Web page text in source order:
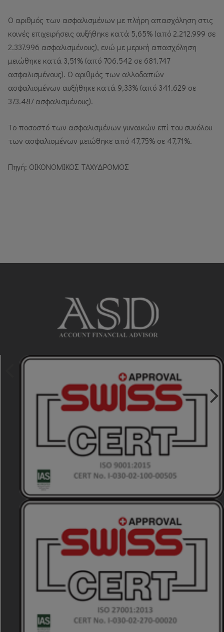
Ο αριθμός των ασφαλισμένων με πλήρη απασχόληση στις
κοινές επιχειρήσεις αυξήθηκε κατά 5,65% (από 2.212.999 σε
2.337.996 ασφαλισμένους), ενώ με μερική απασχόληση
μειώθηκε κατά 3,51% (από 706.542 σε 681.747
ασφαλισμένους). Ο αριθμός των αλλοδαπών
ασφαλισμένων αυξήθηκε κατά 9,33% (από 341.629 σε
373.487 ασφαλισμένους).
Το ποσοστό των ασφαλισμένων γυναικών επί του συνόλου
των ασφαλισμένων μειώθηκε από 47,75% σε 47,71%.
Πηγή: ΟΙΚΟΝΟΜΙΚΟΣ ΤΑΧΥΔΡΟΜΟΣ